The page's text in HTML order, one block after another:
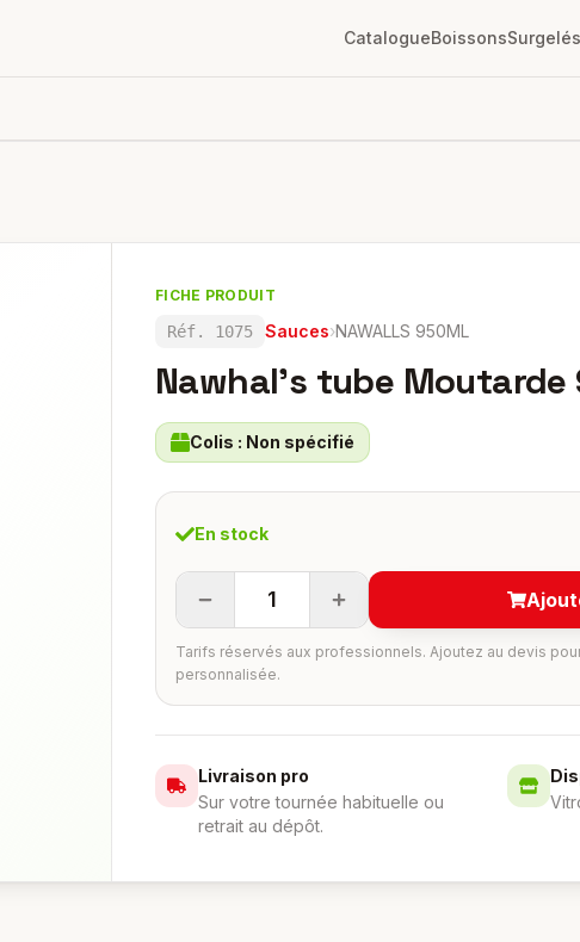
CatalogueBoissonsSurgelés
FICHE PRODUIT
Réf. 1075 Sauces›NAWALLS 950ML
Nawhal's tube Moutarde
Colis : Non spécifié
En stock
1
Tarifs réservés aux professionnels. Ajoutez au devis
personnalisée.
Livraison pro
Sur votre tournée habituelle ou
retrait au dépôt.